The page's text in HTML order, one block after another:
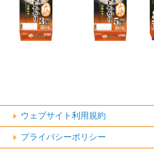
ウェブサイト利用規約
プライバシーポリシー